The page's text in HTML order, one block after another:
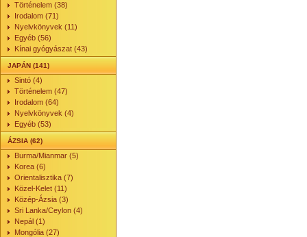
Történelem (38)
Irodalom (71)
Nyelvkönyvek (11)
Egyéb (56)
Kínai gyógyászat (43)
JAPÁN (141)
Sintó (4)
Történelem (47)
Irodalom (64)
Nyelvkönyvek (4)
Egyéb (53)
ÁZSIA (62)
Burma/Mianmar (5)
Korea (6)
Orientalisztika (7)
Közel-Kelet (11)
Közép-Ázsia (3)
Sri Lanka/Ceylon (4)
Nepál (1)
Mongólia (27)